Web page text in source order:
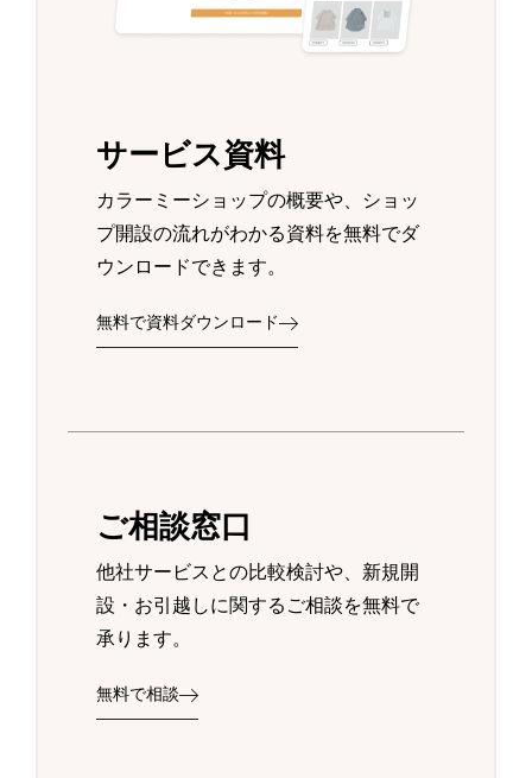
サービス資料
カラーミーショップの概要や、ショッ
プ開設の流れがわかる資料を無料でダ
ウンロードできます。
無料で資料ダウンロード
ご相談窓口
他社サービスとの比較検討や、新規開
設・お引越しに関するご相談を無料で
承ります。
無料で相談